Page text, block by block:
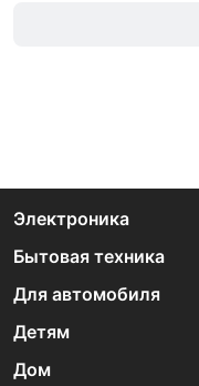
Электроника
Бытовая техника
Для автомобиля
Детям
Дом